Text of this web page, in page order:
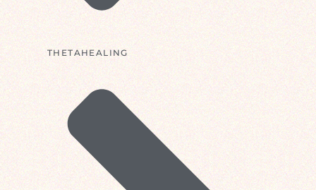
THETAHEALING